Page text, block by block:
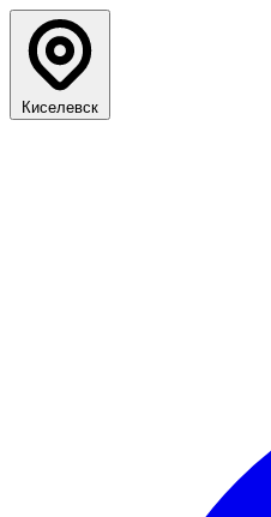
Киселевск